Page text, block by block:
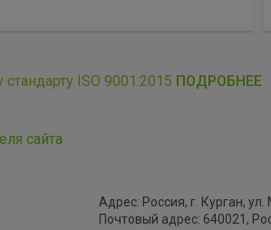
ISO 9001:2015 ПОДРОБНЕЕ
сайта
Адрес: Россия, г. Курган,
Почтовый адрес: 640021,